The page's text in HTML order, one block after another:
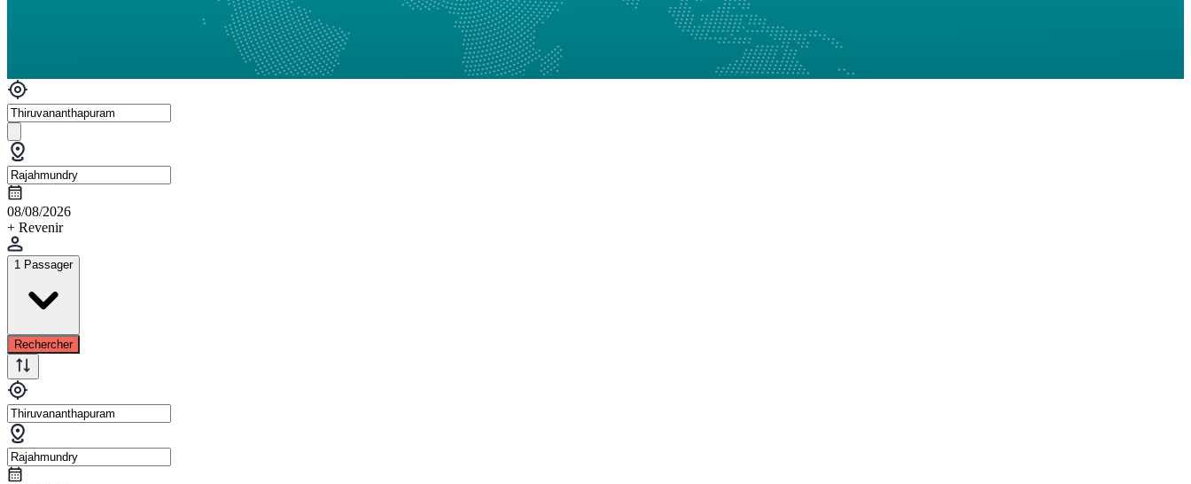
08/08/2026
+ Revenir
1 Passager
Rechercher